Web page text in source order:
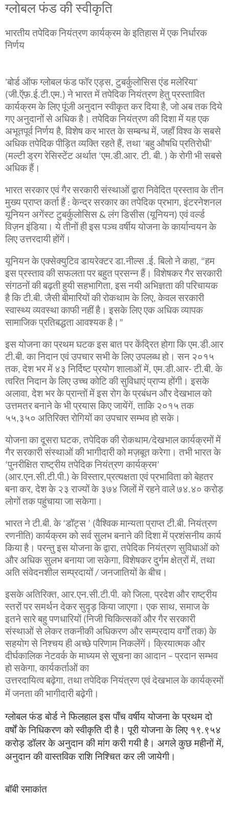
ग्लोबल फंड की स्वीकृति
भारतीय तपेदिक नियंत्रण कार्यक्रम के इतिहास में एक निर्धारक
निर्णय
'बोर्ड ऑफ ग्लोबल फंड फॉर एड्स, टुबर्कुलोसिस एंड मलेरिया'
(जी.ऍफ़.ई.टी.एम.) ने भारत में तपेदिक नियंत्रण हेतु प्रस्तावित
कार्यक्रम के लिए पूंजी अनुदान स्वीकृत कर दिया है, जो अब तक दिये
गए अनुदानों से अधिक है। तपेदिक नियंत्रण की दिशा में यह एक
अभूतपूर्व निर्णय है, विशेष कर भारत के सम्बन्ध में, जहाँ विश्व के सबसे
अधिक तपेदिक पीड़ित व्यक्ति रहते हैं, तथा ‘बहु औषधि प्रतिरोधी’
(मल्टी ड्रग रेसिस्टेंट अर्थात ‘एम.डी.आर. टी. बी. ) के रोगी भी सबसे
अधिक हैं।
भारत सरकार एवं गैर सरकारी संस्थाओं द्वारा निवेदित प्रस्ताव के तीन
मुख्य प्राप्त कर्ता हैं : केन्द्र सरकार का तपेदिक प्रभाग, इंटरनेशनल
यूनियन अगेंस्ट टुबर्कुलोसिस & लंग डिसीस (यूनियन) एवं वर्ल्ड
विज़न इंडिया। ये तीनों ही इस पञ्च वर्षीय योजना के कार्यान्वयन के
लिए उत्तरदायी होंगें।
यूनियन के एक्सेक्युटिव डायरेक्टर डा.नील्स .ई. बिलो ने कहा, “हम
इस प्रस्ताव की सफलता पर बहुत प्रसन्न हैं। विशेषकर गैर सरकारी
संगठनों की बढ़ती हुयी सहभागिता, इस नयी अभिज्ञता की परिचायक
है कि टी.बी. जैसी बीमारियों की रोकथाम के लिए, केवल सरकारी
स्वास्थ्य व्यवस्था काफी नहीं है। इसके लिए एक अधिक व्यापक
सामाजिक प्रतिबद्धता आवश्यक है।”
इस योजना का प्रथम घटक इस बात पर केंद्रित होगा कि एम.डी.आर
टी.बी. का निदान एवं उपचार सभी के लिए उपलब्ध हो। सन २०१५
तक, देश भर में ४३ निर्दिष्ट प्रयोग शालाओं में, एम.डी.आर- टी.बी. के
त्वरित निदान के लिए उच्च कोटि की सुविधाएं प्राप्य होंगी। इसके
अलावा, देश भर के प्रान्तों में इस रोग के प्रबंधन और देखभाल को
उत्तमतर बनाने के भी प्रयास किए जायेंगें, ताकि २०१५ तक
५५,३५० अतिरिक्त रोगियों का उपचार सम्भव हो सके।
योजना का दूसरा घटक, तपेदिक की रोकथाम/देखभाल कार्यक्रमों में
गैर सरकारी संस्थाओं की भागीदारी को मज़बूत करेगा। तभी भारत के
‘पुनरीक्षित राष्ट्रीय तपेदिक नियंत्रण कार्यक्रम’
(आर.एन.सी.टी.पी.) के विस्तार,प्रत्यक्षता एवं प्रभाविता को बेहतर
बना कर, देश के २३ राज्यों के ३७४ जिलों में रहने वाले ७४.४० करोड़
लोगों तक पहुंचाया जा सकेगा।
भारत ने टी.बी. के ‘डॉट्स ’ (वैश्विक मान्यता प्राप्त टी.बी. नियंत्रण
रणनीति) कार्यक्रम को सर्व सुलभ बनाने की दिशा में प्रशंसनीय कार्य
किया है। परन्तु इस योजना के द्वारा, तपेदिक नियंत्रण सुविधाओं को
और अधिक सुलभ बनाया जा सकेगा, विशेषकर दुर्गम क्षेत्रों में, तथा
अति संवेदनशील सम्प्रदायों / जनजातियों के बीच।
इसके अतिरिक्त, आर.एन.सी.टी.पी. को जिला, प्रदेश और राष्ट्रीय
स्तरों पर समर्थन देकर सुदृड़ किया जाएगा। एक साथ, समाज के
इतने सारे बहु पणधारियों (निजी चिकित्सकों और गैर सरकारी
संस्थाओं से लेकर तकनीकी अधिकरण और सम्प्रदाय वर्गों तक) के
सहयोग से निश्चय ही अच्छे परिणाम निकलेंगें। क्रियात्मक और
दीर्घकालिक नेटवर्क के माध्यम से सूचना का आदान – प्रदान सम्भव
हो सकेगा, कार्यकर्ताओं का
उत्तरदायित्व बढ़ेगा, तथा तपेदिक नियंत्रण एवं देखभाल के कार्यक्रमों
में जनता की भागीदारी बढ़ेगी।
ग्लोबल फंड बोर्ड ने फिलहाल इस पाँच वर्षीय योजना के प्रथम दो
वर्षों केनिधिकरण को स्वीकृति दी है। पूरी योजना के लिए १९.९५४
करोड़ डॉलर के अनुदान की मांग करी गयी है। अगले कुछ महीनों में,
अनुदान की वास्तविक राशि निश्चित कर ली जायेगी।
बॉबी रमाकांत